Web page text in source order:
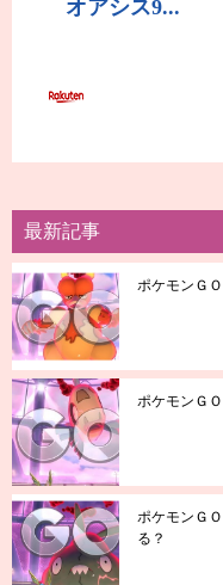
最新記事
ポケモンＧ
ポケモンＧ
ポケモンＧ
る？